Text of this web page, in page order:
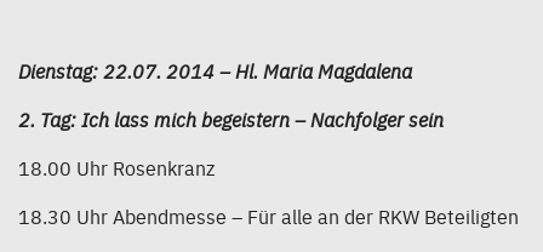
Dienstag: 22.07. 2014 – Hl. Maria Magdalena
2. Tag: Ich lass mich begeistern – Nachfolger sein
18.00 Uhr Rosenkranz
18.30 Uhr Abendmesse – Für alle an der RKW Beteiligten